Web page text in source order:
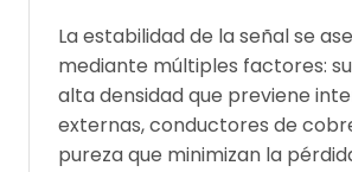
La estabilidad de la señal se
mediante múltiples factores:
alta densidad que previene
externas, conductores de
pureza que minimizan la